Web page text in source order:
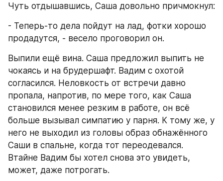
Чуть отдышавшись, Саша довольно причмокнул:
- Теперь-то дела пойдут на лад, фотки хорошо
продадутся, - весело проговорил он.
Выпили ещё вина. Саша предложил выпить не
чокаясь и на брудершафт. Вадим с охотой
согласился. Неловкость от встречи давно
пропала, напротив, по мере того, как Саша
становился менее резким в работе, он всё
больше вызывал симпатию у парня. К тому же, у
него не выходил из головы образ обнажённого
Саши в спальне, когда тот переодевался.
Втайне Вадим бы хотел снова это увидеть,
может, даже потрогать.